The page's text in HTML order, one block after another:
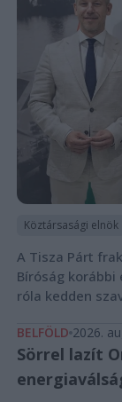
Köztársasági elnök
A Tisza Párt
Bíróság
róla kedden
BELFÖLD 2026.
Sörrel lazít